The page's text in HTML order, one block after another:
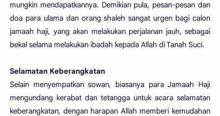
mungkin mendapatkannya. Demikian pula, pesan-pesan dan
doa para ulama dan orang shaleh sangat urgen bagi calon
jamaah haji, yang akan melakukan perjalanan jauh, sebagai
bekal selama melakukan ibadah kepada Allah di Tanah Suci.
Selamatan Keberangkatan
Selain menyempatkan sowan, biasanya para Jamaah Haji
mengundang kerabat dan tetangga untuk acara selamatan
keberangkatan, dengan harapan Allah memberi kemudahan